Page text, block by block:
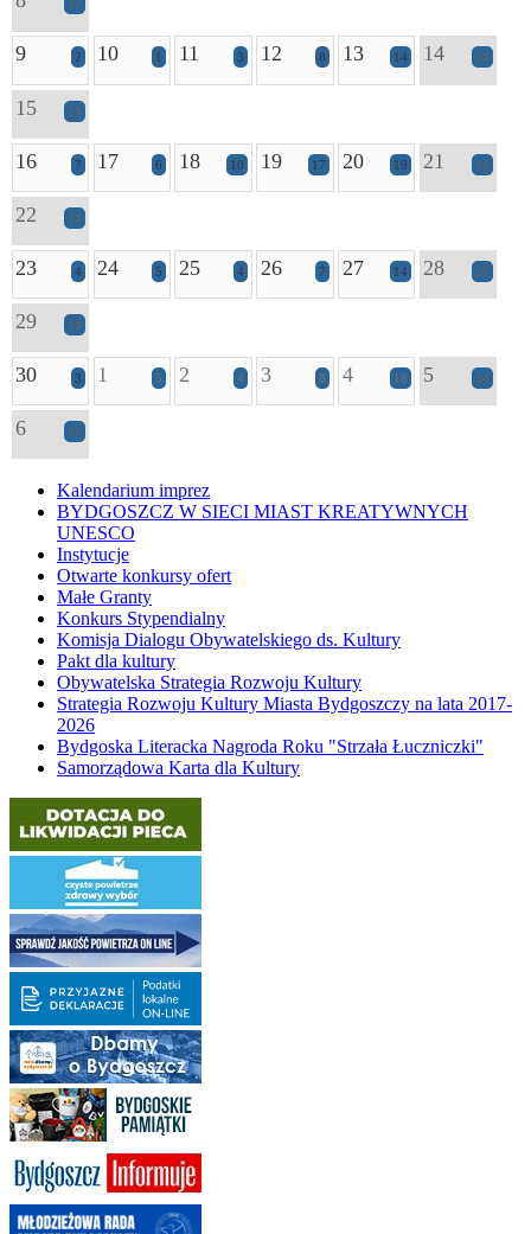
12
9 2 10 1 11 3 12 8 13 14 14 24
15 18
16 7 17 6 18 10 19 17 20 19 21 26
22 14
23 4 24 5 25 4 26 7 27 14 28 29
29 18
30 3 1 5 2 4 3 8 4 18 5 24
6 10
Kalendarium imprez
BYDGOSZCZ W SIECI MIAST KREATYWNYCH
UNESCO
Instytucje
Otwarte konkursy ofert
Małe Granty
Konkurs Stypendialny
Komisja Dialogu Obywatelskiego ds. Kultury
Pakt dla kultury
Obywatelska Strategia Rozwoju Kultury
Strategia Rozwoju Kultury Miasta Bydgoszczy na lata 2017-
2026
Bydgoska Literacka Nagroda Roku "Strzała Łuczniczki"
Samorządowa Karta dla Kultury